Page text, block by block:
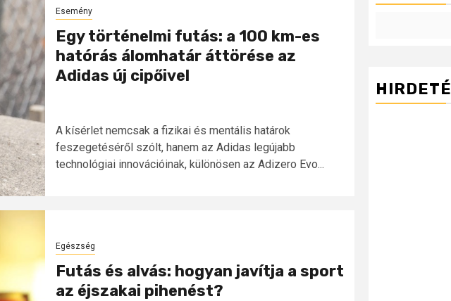
Esemény
Egy történelmi futás: a 100 km-es
hatórás álomhatár áttörése az
Adidas új cipőivel
A kísérlet nemcsak a fizikai és mentális határok
feszegetéséről szólt, hanem az Adidas legújabb
technológiai innovációinak, különösen az Adizero Evo...
Egészség
Futás és alvás: hogyan javítja a sport
az éjszakai pihenést?